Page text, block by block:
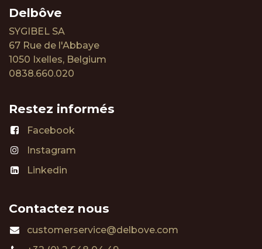
Delbôve
SYGIBEL SA
67 Rue de l'Abbaye
1050 Ixelles, Belgium
0838.660.020
Restez informés
Facebook
Instagram
Linkedin
Contactez nous
customerservice@delbove.com